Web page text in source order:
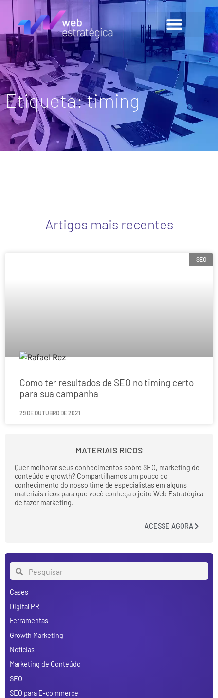
Etiqueta: timing
Artigos mais recentes
SEO
Como ter resultados de SEO no timing certo
para sua campanha
29 DE OUTUBRO DE 2021
MATERIAIS RICOS
Quer melhorar seus conhecimentos sobre SEO, marketing de
conteúdo e growth? Compartilhamos um pouco do
conhecimento do nosso time de especialistas em alguns
materiais ricos para que você conheça o jeito Web Estratégica
de fazer marketing.
ACESSE AGORA
Cases
Digital PR
Ferramentas
Growth Marketing
Notícias
Marketing de Conteúdo
SEO
SEO para E-commerce